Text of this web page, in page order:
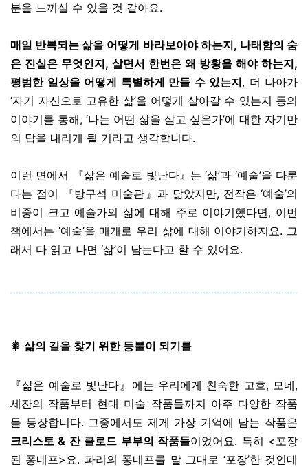
분을 느끼실 수 있을 것 같아요.
매일 반복되는 삶을 어떻게 바라보아야 하는지, 나태함의 숨
은 진실은 무엇인지, 살면서 한번은 왜 방황을 해야 하는지,
평범한 일상을 어떻게 특별하게 만들 수 있는지, 더 나아가
‘자기 자신으로 고유한 삶’을 어떻게 살아갈 수 있는지 등의
이야기를 통해, ‘나는 어떤 삶을 살고 싶은가’에 대한 자기만
의 답을 내리게 될 거라고 생각합니다.
이런 면에서 『삶은 예술로 빛난다』 는 ‘삶’과 ‘예술’을 다룬
다는 점이
『방구석 미술관』과 닮았지만, 전작은 ‘예술’의
비중이 크고 예술가의 삶에 대해 주로 이야기했다면, 이번
책에서는 ‘예술’을 매개로 우리 삶에 대해 이야기하지요. 그
래서 다 읽고 나면 ‘삶’이 남는다고 할 수 있어요.
🎇 삶의 길을 찾기 위한 등불이 되기를
『삶은 예술로 빛난다』에는 우리에게 친숙한 고흐, 모네,
세잔의 작품부터 현대 미술 작품들까지 아주 다양한 작품
들 등장합니다. 그중에서도 제게 가장 기억에 남는 작품은
크리스토 & 잔 클로드 부부의 작품들이었어요. 특히 <포장
된 퐁네프>요. 파리의 퐁네프를 말 그대로 ‘포장’한 것인데